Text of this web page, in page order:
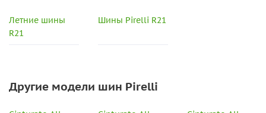
Летние шины
R21
Шины Pirelli R21
Другие модели шин Pirelli